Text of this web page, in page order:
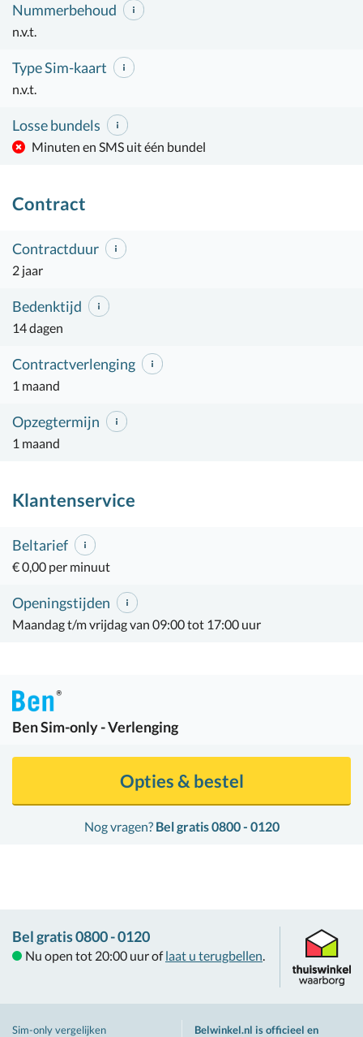
Nummerbehoud
n.v.t.
Type Sim-kaart
n.v.t.
Losse bundels
Minuten en SMS uit één bundel
Contract
Contractduur
2 jaar
Bedenktijd
14 dagen
Contractverlenging
1 maand
Opzegtermijn
1 maand
Klantenservice
Beltarief
€ 0,00 per minuut
Openingstijden
Maandag t/m vrijdag van 09:00 tot 17:00 uur
BenSim-only - Verlenging
Nog vragen? Bel gratis 0800 - 0120
Opties & bestel
Bel gratis 0800 - 0120
Nu open tot 20:00 uur of laat u terugbellen.
Sim-only vergelijken Belwinkel.nl is officieel en